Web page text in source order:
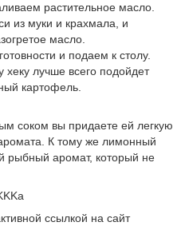
растительное масло.
из муки и крахмала, и
масло.
и подаем к столу.
хеку лучше всего подойдет
картофель.
соком вы придаете ей легкую
К тому же лимонный
рыбный аромат, который не
ссылкой на сайт